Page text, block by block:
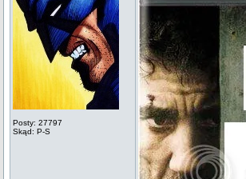
Posty: 27797
Skąd: P-S